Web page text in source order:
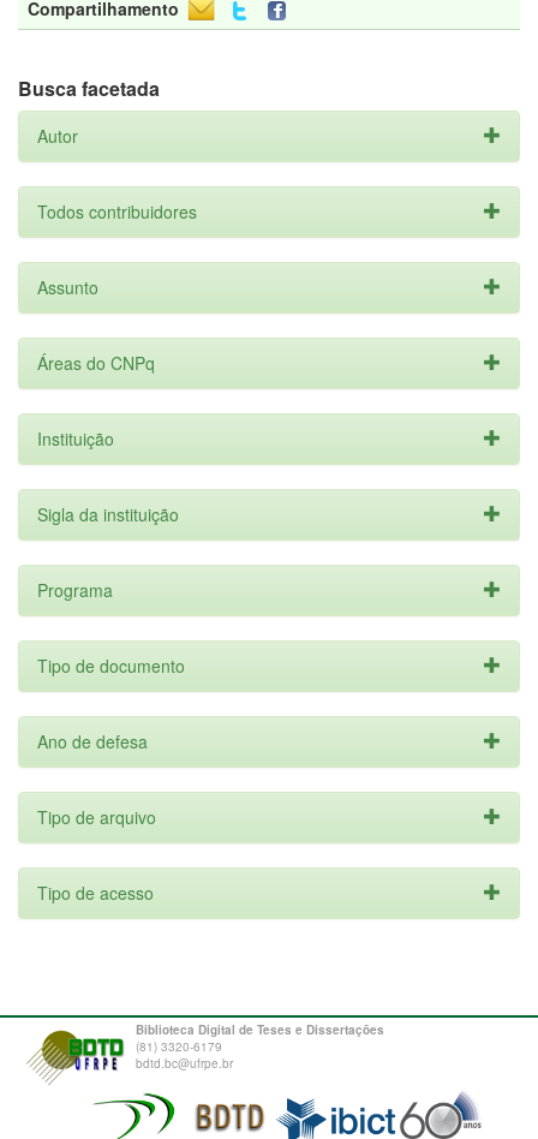
Compartilhamento
Busca facetada
Autor
Todos contribuidores
Assunto
Áreas do CNPq
Instituição
Sigla da instituição
Programa
Tipo de documento
Ano de defesa
Tipo de arquivo
Tipo de acesso
Biblioteca Digital de Teses e Dissertações
(81) 3320-6179
bdtd.bc@ufrpe.br